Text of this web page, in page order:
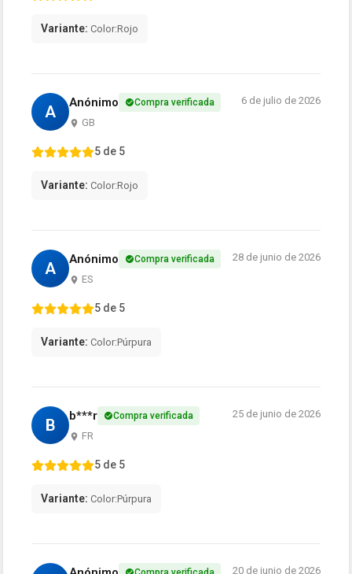
Variante: Color:Rojo
A Anónimo Compra verificada
GB
6 de julio de 2026
5 de 5
Variante: Color:Rojo
A Anónimo Compra verificada
ES
28 de junio de 2026
5 de 5
Variante: Color:Púrpura
B b***r Compra verificada
FR
25 de junio de 2026
5 de 5
Variante: Color:Púrpura
20 de junio de 2026